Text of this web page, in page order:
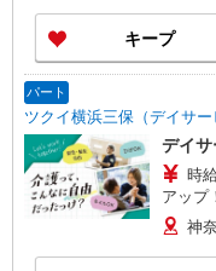
キープ
パート
ツクイ横浜三保（デイサー
デイ
時給
アップ
神